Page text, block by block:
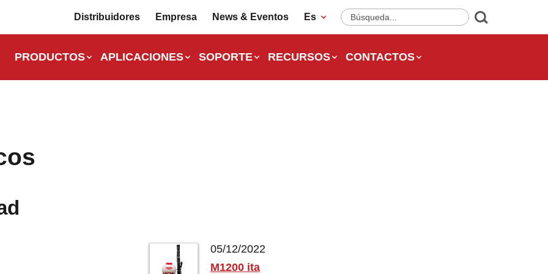
Distribuidores Empresa News & Eventos Es
PRODUCTOS APLICACIONES SOPORTE RECURSOS CONTACTOS
05/12/2022
M1200 ita